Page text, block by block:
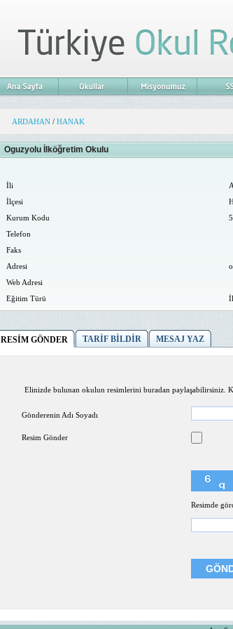
ARDAHAN / HANAK
Oguzyolu İlköğretim Okulu
İli
İlçesi
Kurum Kodu
Telefon
Faks
Adresi
Web Adresi
Eğitim Türü
RESİM GÖNDER TARİF BİLDİR MESAJ YAZ
Elinizde bulunan okulun resimlerini buradan paylaşabilirsiniz.
Gönderenin Adı Soyadı
Resim Gönder
Resimde